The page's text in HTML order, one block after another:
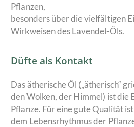
Pflanzen,
besonders über die vielfältigen
Wirkweisen des Lavendel-Öls.
Düfte als Kontakt
Das ätherische Öl („ätherisch“
den Wolken, der Himmel) ist die
Pflanze. Für eine gute Qualität
dem Lebensrhythmus der